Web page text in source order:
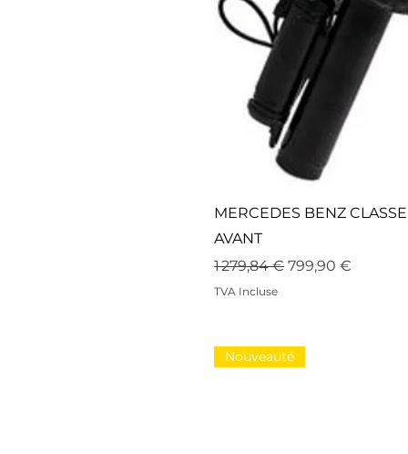
MERCEDES BENZ
AVANT
Prix original
1 279,84 € Prix
799,90 €
TVA Incluse
Nouveauté